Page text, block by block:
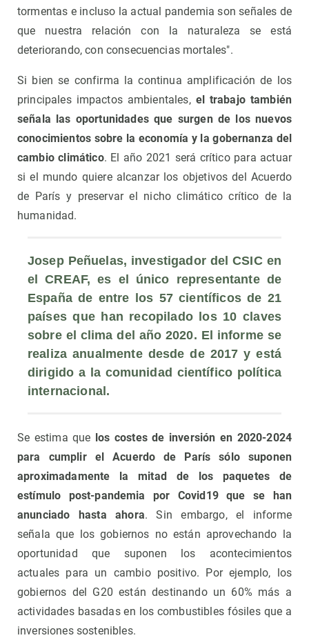
tormentas e incluso la actual pandemia son señales de
que nuestra relación con la naturaleza se está
deteriorando, con consecuencias mortales".
Si bien se confirma la continua amplificación de los
principales impactos ambientales, el trabajo también
señala las oportunidades que surgen de los nuevos
conocimientos sobre la economía y la gobernanza del
cambio climático. El año 2021 será crítico para actuar
si el mundo quiere alcanzar los objetivos del Acuerdo
de París y preservar el nicho climático crítico de la
humanidad.
Josep Peñuelas, investigador del CSIC en
el CREAF, es el único representante de
España de entre los 57 científicos de 21
países que han recopilado los 10 claves
sobre el clima del año 2020. El informe se
realiza anualmente desde de 2017 y está
dirigido a la comunidad científico política
internacional.
Se estima que los costes de inversión en 2020-2024
para cumplir el Acuerdo de París sólo suponen
aproximadamente la mitad de los paquetes de
estímulo post-pandemia por Covid19 que se han
anunciado hasta ahora. Sin embargo, el informe
señala que los gobiernos no están aprovechando la
oportunidad que suponen los acontecimientos
actuales para un cambio positivo. Por ejemplo, los
gobiernos del G20 están destinando un 60% más a
actividades basadas en los combustibles fósiles que a
inversiones sostenibles.